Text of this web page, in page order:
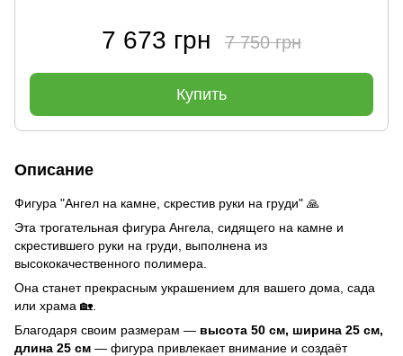
7 673 грн 7 750 грн
Купить
Описание
Фигура "Ангел на камне, скрестив руки на груди" 🙏
Эта трогательная фигура Ангела, сидящего на камне и
скрестившего руки на груди, выполнена из
высококачественного полимера.
Она станет прекрасным украшением для вашего дома, сада
или храма 🏡.
Благодаря своим размерам — высота 50 см, ширина 25 см,
длина 25 см — фигура привлекает внимание и создаёт